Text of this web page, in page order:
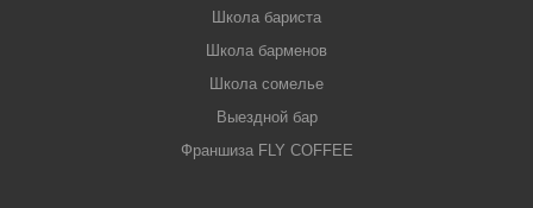
Школа бариста
Школа барменов
Школа сомелье
Выездной бар
Франшиза FLY COFFEE